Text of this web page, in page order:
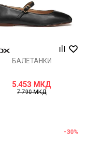
БАЛЕТАНКИ
5.453 МКД
7.790МКД
-30%